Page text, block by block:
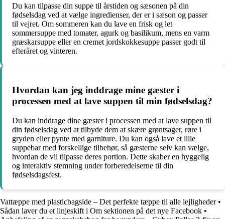
Du kan tilpasse din suppe til årstiden og sæsonen på din
fødselsdag ved at vælge ingredienser, der er i sæson og passer
til vejret. Om sommeren kan du lave en frisk og let
sommersuppe med tomater, agurk og basilikum, mens en varm
græskarsuppe eller en cremet jordskokkesuppe passer godt til
efteråret og vinteren.
Hvordan kan jeg inddrage mine gæster i
processen med at lave suppen til min fødselsdag?
Du kan inddrage dine gæster i processen med at lave suppen til
din fødselsdag ved at tilbyde dem at skære grøntsager, røre i
gryden eller pynte med garniture. Du kan også lave et lille
suppebar med forskellige tilbehør, så gæsterne selv kan vælge,
hvordan de vil tilpasse deres portion. Dette skaber en hyggelig
og interaktiv stemning under forberedelserne til din
fødselsdagsfest.
Vattæppe med plasticbagside – Det perfekte tæppe til alle lejligheder•
Sådan laver du et linjeskift i Om sektionen på det nye Facebook •